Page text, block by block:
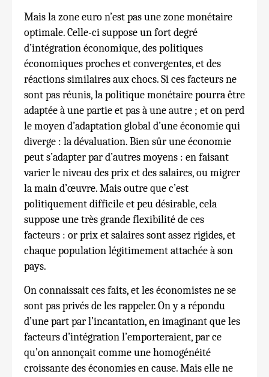
Mais la zone euro n’est pas une zone monétaire
optimale. Celle-ci suppose un fort degré
d’intégration économique, des politiques
économiques proches et convergentes, et des
réactions similaires aux chocs. Si ces facteurs ne
sont pas réunis, la politique monétaire pourra être
adaptée à une partie et pas à une autre ; et on perd
le moyen d’adaptation global d’une économie qui
diverge : la dévaluation. Bien sûr une économie
peut s’adapter par d’autres moyens : en faisant
varier le niveau des prix et des salaires, ou migrer
la main d’œuvre. Mais outre que c’est
politiquement difficile et peu désirable, cela
suppose une très grande flexibilité de ces
facteurs : or prix et salaires sont assez rigides, et
chaque population légitimement attachée à son
pays.
On connaissait ces faits, et les économistes ne se
sont pas privés de les rappeler. On y a répondu
d’une part par l’incantation, en imaginant que les
facteurs d’intégration l’emporteraient, par ce
qu’on annonçait comme une homogénéité
croissante des économies en cause. Mais elle ne